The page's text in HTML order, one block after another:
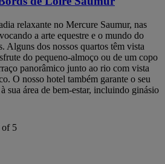
relaxante no Mercure Saumur, nas
a arte equestre e o mundo do
Alguns dos nossos quartos têm vista
do pequeno-almoço ou de um copo
panorâmico junto ao rio com vista
O nosso hotel também garante o seu
sua área de bem-estar, incluindo ginásio
of 5